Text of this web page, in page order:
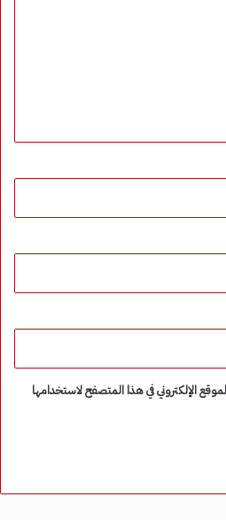
الإلكتروني في هذا المتصفح لاستخدامها